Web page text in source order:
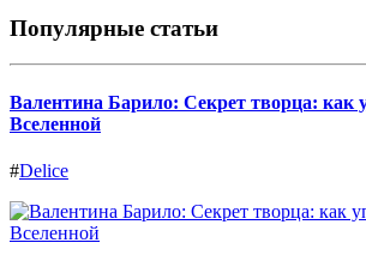
Популярные статьи
Валентина Барило: Секрет творца: как
Вселенной
#Delice